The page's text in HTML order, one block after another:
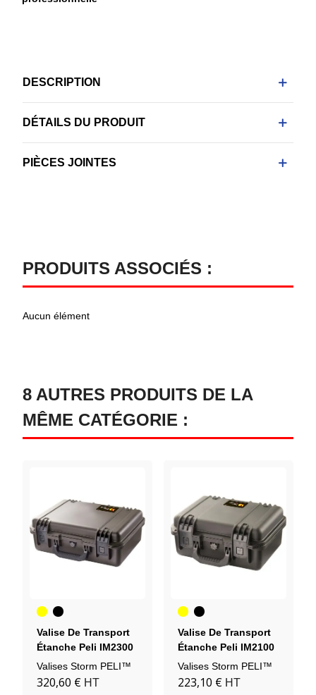
DESCRIPTION
DÉTAILS DU PRODUIT
PIÈCES JOINTES
PRODUITS ASSOCIÉS :
Aucun élément
8 AUTRES PRODUITS DE LA
MÊME CATÉGORIE :
Jaune
Noir
Valise De Transport
Étanche Peli IM2300
Valises Storm PELI™
320,60 € HT
Jaune
Noir
Valise De Transport
Étanche Peli IM2100
Valises Storm PELI™
223,10 € HT